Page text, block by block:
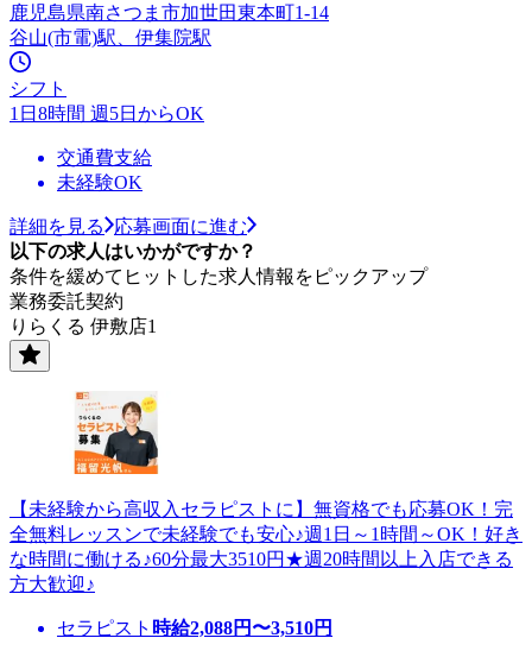
鹿児島県南さつま市加世田東本町1-14
谷山(市電)駅、伊集院駅
シフト
1日8時間 週5日からOK
交通費支給
未経験OK
詳細を見る
応募画面に進む
以下の求人はいかがですか？
条件を緩めてヒットした求人情報をピックアップ
業務委託契約
りらくる 伊敷店1
【未経験から高収入セラピストに】無資格でも応募OK！完
全無料レッスンで未経験でも安心♪週1日～1時間～OK！好き
な時間に働ける♪60分最大3510円★週20時間以上入店できる
方大歓迎♪
セラピスト 時給2,088円〜3,510円